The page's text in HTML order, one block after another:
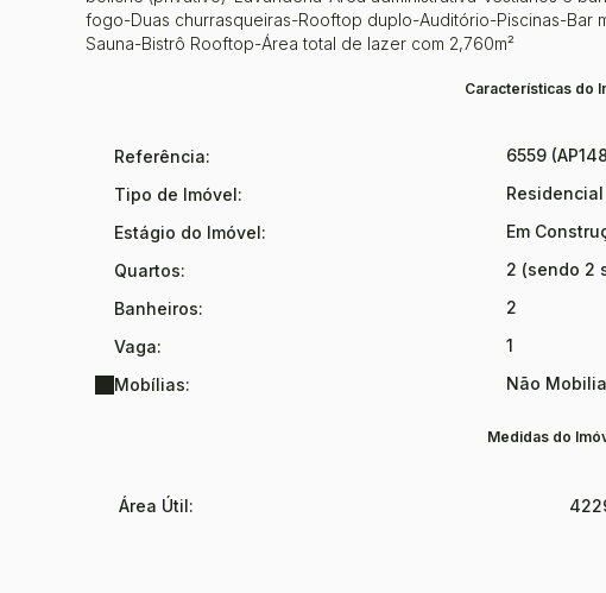
fogo-Duas churrasqueiras-Rooftop duplo-Auditório-Piscinas-Bar
Sauna-Bistrô Rooftop-Área total de lazer com 2,760m²
Características do
Referência: 6559
Tipo de Imóvel:
Residencial
Estágio do Imóvel:
Em
Quartos:
2 (sendo 2
Banheiros:
2
Vaga:
1
Mobílias:
Não
Medidas do
Área Útil: